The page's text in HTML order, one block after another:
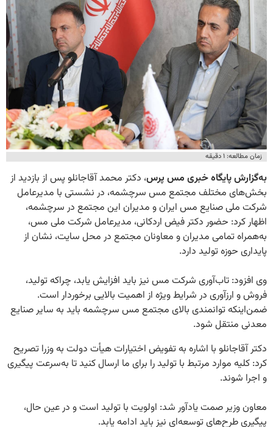
زمان مطالعه: ۱ دقیقه
به‌گزارش پایگاه خبری مس پرس، دکتر محمد آقاجانلو پس از بازدید از
بخش‌های مختلف مجتمع مس سرچشمه، در نشستی با مدیرعامل
شرکت ملی صنایع مس ایران و مدیران این مجتمع در سرچشمه،
اظهار کرد: حضور دکتر فیض اردکانی، مدیرعامل شرکت ملی مس،
به‌همراه تمامی مدیران و معاونان مجتمع در محل سایت، نشان از
پایداری حوزه تولید دارد.
وی افزود: تاب‌آوری شرکت مس نیز باید افزایش یابد، چراکه تولید،
فروش و ارزآوری در شرایط ویژه از اهمیت بالایی برخوردار است.
ضمن‌اینکه توانمندی بالای مجتمع مس سرچشمه باید به سایر صنایع
معدنی منتقل شود.
دکتر آقاجانلو با اشاره به تفویض اختیارات هیأت دولت به وزرا تصریح
کرد: کلیه موارد مرتبط با تولید را برای ما ارسال کنید تا به‌سرعت پیگیری
و اجرا شوند.
معاون وزیر صمت یادآور شد: اولویت با تولید است و در عین حال،
پیگیری طرح‌های توسعه‌ای نیز باید ادامه یابد.